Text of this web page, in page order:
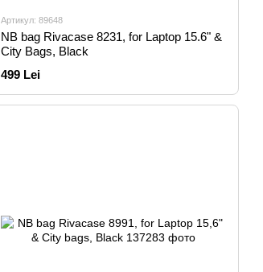
Артикул: 89648
NB bag Rivacase 8231, for Laptop 15.6" &
City Bags, Black
499 Lei